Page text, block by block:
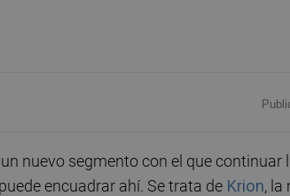
nuevo segmento con el que continuar
encuadrar ahí. Se trata de Krion, la